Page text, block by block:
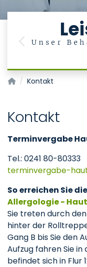
Unser
Previous
Laserzentrum
Kontakt
Kontakt
Terminvergabe
Tel.: 0241 80-80333
terminvergabe-
So erreichen Sie die
Allergologie -
Sie treten durch
hinter der
Gang B bis Sie den
Aufzug fahren Sie in
befindet sich in Flur